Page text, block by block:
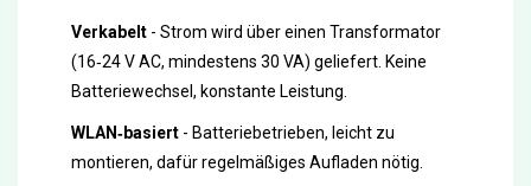
Verkabelt - Strom wird über einen Transformator
(16‑24 V AC, mindestens 30 VA) geliefert. Keine
Batteriewechsel, konstante Leistung.
WLAN‑basiert - Batteriebetrieben, leicht zu
montieren, dafür regelmäßiges Aufladen nötig.